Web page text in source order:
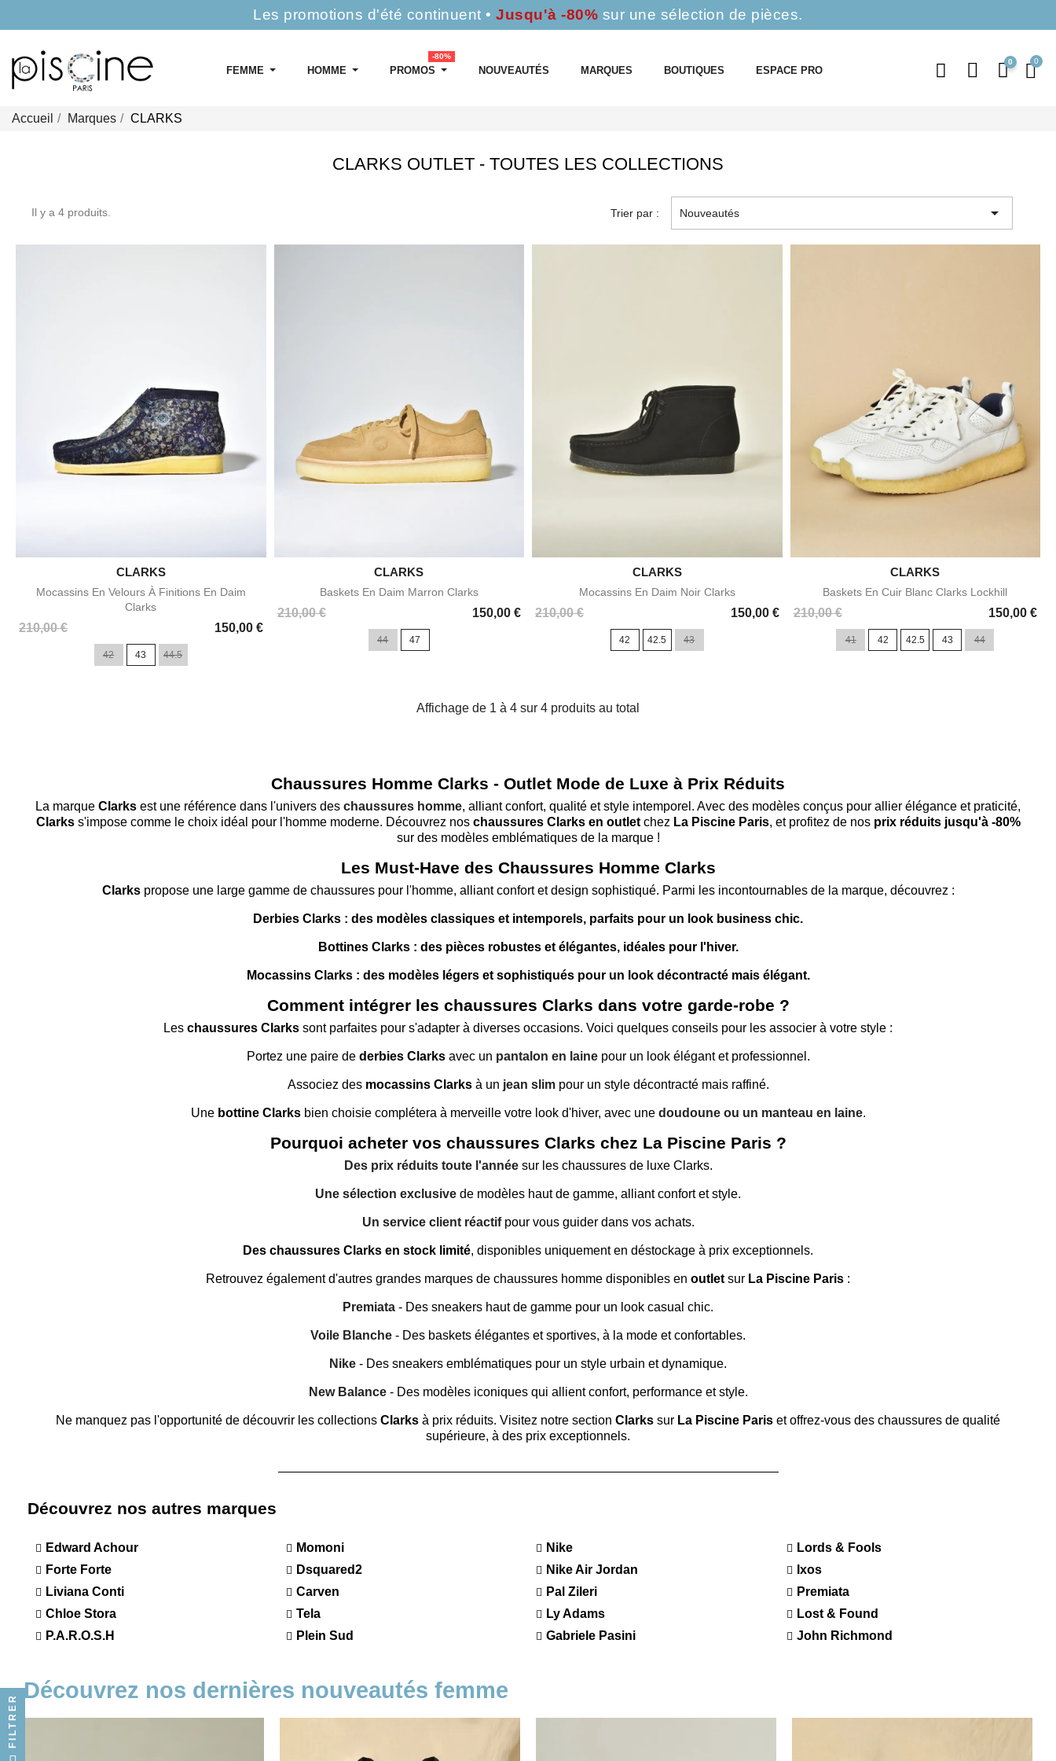
Les promotions d'été continuent •Jusqu'à -80% sur une sélection de pièces.
FEMME HOMME PROMOS
-80%
NOUVEAUTÉS MARQUES BOUTIQUES ESPACE PRO
0
Accueil Marques CLARKS
CLARKS OUTLET - TOUTES LES COLLECTIONS
Il y a 4 produits. Trier par : Nouveautés 
Aperçu rapide
CLARKS
Mocassins En Velours À Finitions En Daim
Clarks
210,00 € 150,00 €
Prix
42 43 44.5
Aperçu rapide
CLARKS
Baskets En Daim Marron Clarks
210,00 € 150,00 €
Prix
44 47
Aperçu rapide
CLARKS
Mocassins En Daim Noir Clarks
210,00 € 150,00 €
Prix
42 42.5 43
Aperçu rapide
CLARKS
Baskets En Cuir Blanc Clarks Lockhill
210,00 € 150,00 €
Prix
41 42 42.5 43 44
Affichage de 1 à 4 sur 4 produits au total
Chaussures Homme Clarks - Outlet Mode de Luxe à Prix Réduits
La marque Clarks est une référence dans l'univers des chaussures homme, alliant confort, qualité et style intemporel. Avec des modèles conçus pour allier élégance et praticité,
Clarkss'impose comme le choix idéal pour l'homme moderne. Découvrez nos chaussures Clarks en outletchez La Piscine Paris, et profitez de nos prix réduits jusqu'à -80%
sur des modèles emblématiques de la marque !
Les Must-Have des Chaussures Homme Clarks
Clarkspropose une large gamme de chaussures pour l'homme, alliant confort et design sophistiqué. Parmi les incontournables de la marque, découvrez :
Derbies Clarks : des modèles classiques et intemporels, parfaits pour un look business chic.
Bottines Clarks : des pièces robustes et élégantes, idéales pour l'hiver.
Mocassins Clarks : des modèles légers et sophistiqués pour un look décontracté mais élégant.
Comment intégrer les chaussures Clarks dans votre garde-robe ?
Les chaussures Clarks sont parfaites pour s'adapter à diverses occasions. Voici quelques conseils pour les associer à votre style :
Portez une paire de derbies Clarksavec un pantalon en lainepour un look élégant et professionnel.
Associez des mocassins Clarksà un jean slimpour un style décontracté mais raffiné.
Une bottine Clarksbien choisie complétera à merveille votre look d'hiver, avec une doudoune ou un manteau en laine.
Pourquoi acheter vos chaussures Clarks chez La Piscine Paris ?
Des prix réduits toute l'annéesur les chaussures de luxe Clarks.
Une sélection exclusive de modèles haut de gamme, alliant confort et style.
Un service client réactifpour vous guider dans vos achats.
Des chaussures Clarks en stock limité, disponibles uniquement en déstockage à prix exceptionnels.
Retrouvez également d'autres grandes marques de chaussures homme disponibles en outlet sur La Piscine Paris :
Premiata - Des sneakers haut de gamme pour un look casual chic.
Voile Blanche - Des baskets élégantes et sportives, à la mode et confortables.
Nike - Des sneakers emblématiques pour un style urbain et dynamique.
New Balance- Des modèles iconiques qui allient confort, performance et style.
Ne manquez pas l'opportunité de découvrir les collections Clarks à prix réduits. Visitez notre section Clarks sur La Piscine Paris et offrez-vous des chaussures de qualité
supérieure, à des prix exceptionnels.
Découvrez nos autres marques
Edward Achour
Forte Forte
Liviana Conti
Chloe Stora
P.A.R.O.S.H
Momoni
Dsquared2
Carven
Tela
Plein Sud
Nike
Nike Air Jordan
Pal Zileri
Ly Adams
Gabriele Pasini
Lords & Fools
Ixos
Premiata
Lost & Found
John Richmond
Découvrez nos dernières nouveautés femme
FILTRER